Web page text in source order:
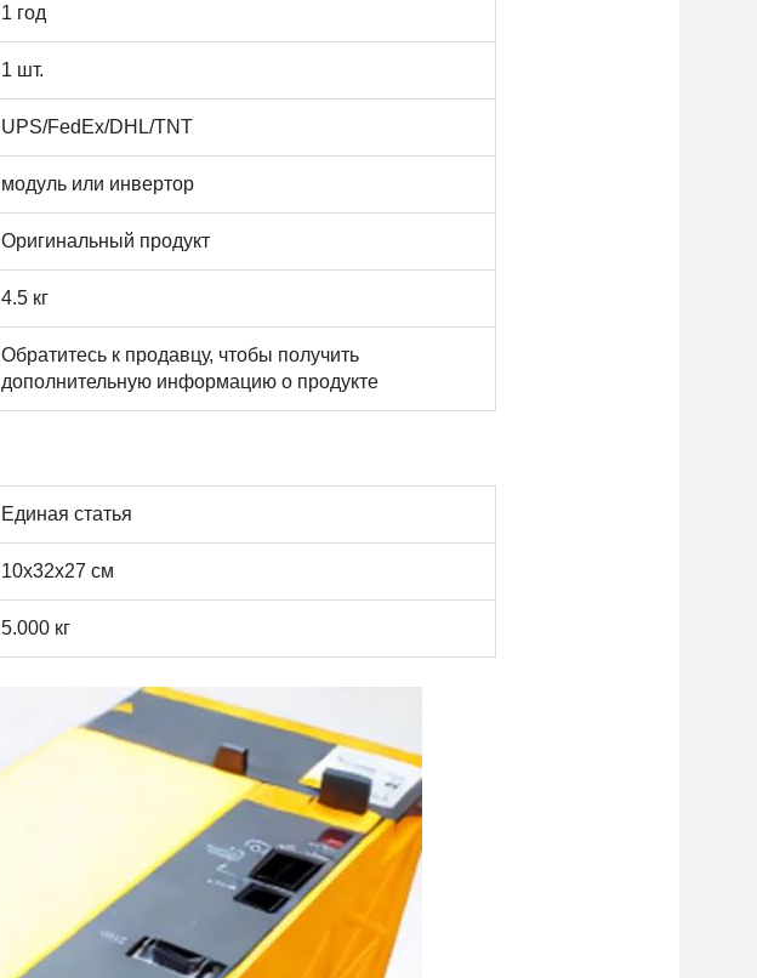
1 год
1 шт.
UPS/FedEx/DHL/TNT
модуль или инвертор
Оригинальный продукт
4.5 кг
Обратитесь к продавцу, чтобы получить
дополнительную информацию о продукте
Единая статья
10х32х27 см
5.000 кг